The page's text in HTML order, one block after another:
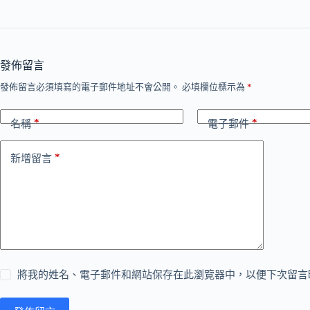
發佈留言
發佈留言必須填寫的電子郵件地址不會公開。 必填欄位標示為 *
名稱* 電子郵件*
新增留言 *
將我的姓名、電子郵件和網站保存在此瀏覽器中，以便下次留言